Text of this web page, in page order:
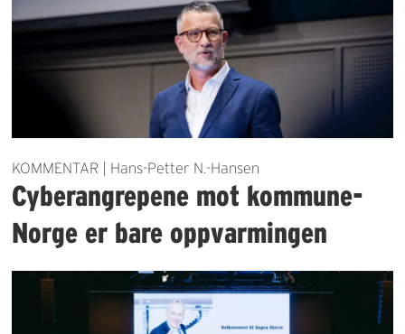
KOMMENTAR | Hans-Petter N.-Hansen
Cyberangrepene mot kommune-
Norge er bare oppvarmingen